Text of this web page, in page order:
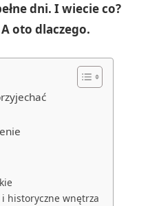
dni. I wiecie co?
oto dlaczego.
historyczne wnętrza